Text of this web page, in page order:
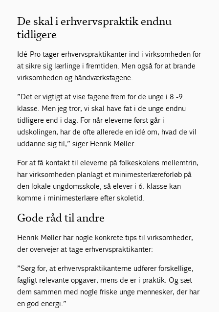
De skal i erhvervspraktik endnu
tidligere
Idé-Pro tager erhvervspraktikanter ind i virksomheden for
at sikre sig lærlinge i fremtiden. Men også for at brande
virksomheden og håndværksfagene.
”Det er vigtigt at vise fagene frem for de unge i 8.-9.
klasse. Men jeg tror, vi skal have fat i de unge endnu
tidligere end i dag. For når eleverne først går i
udskolingen, har de ofte allerede en idé om, hvad de vil
uddanne sig til,” siger Henrik Møller.
For at få kontakt til eleverne på folkeskolens mellemtrin,
har virksomheden planlagt et minimesterlæreforløb på
den lokale ungdomsskole, så elever i 6. klasse kan
komme i minimesterlære efter skoletid.
Gode råd til andre
Henrik Møller har nogle konkrete tips til virksomheder,
der overvejer at tage erhvervspraktikanter:
”Sørg for, at erhvervspraktikanterne udfører forskellige,
fagligt relevante opgaver, mens de er i praktik. Og sæt
dem sammen med nogle friske unge mennesker, der har
en god energi.”